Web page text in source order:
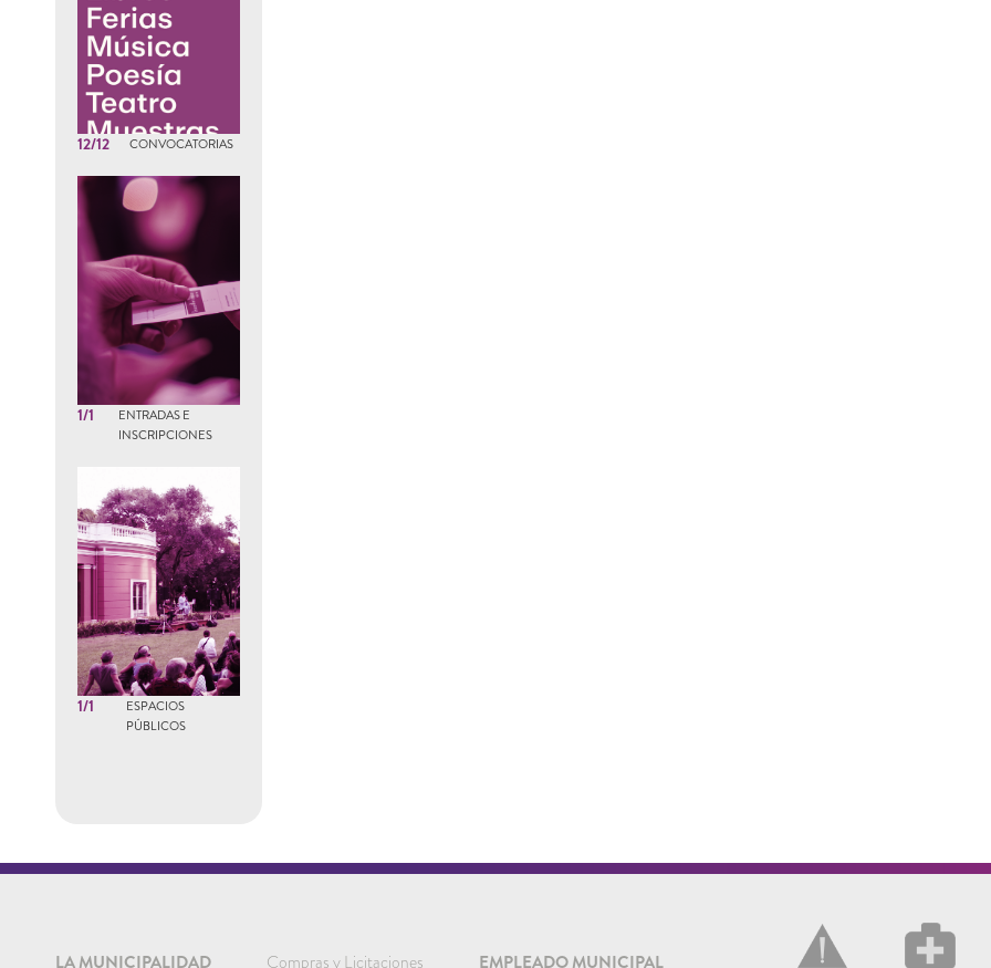
12/12 CONVOCATORIAS
1/1
ENTRADAS E
INSCRIPCIONES
1/1
ESPACIOS
PÚBLICOS
LA MUNICIPALIDAD Compras y Licitaciones EMPLEADO MUNICIPAL